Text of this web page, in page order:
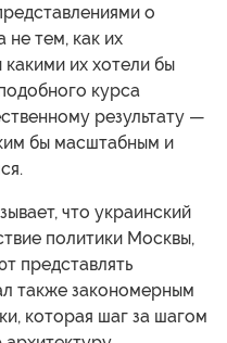
о
не тем, как их
их хотели бы
курса
результату —
бы масштабным и
что украинский
политики Москвы,
представлять
также закономерным
которая шаг за шагом